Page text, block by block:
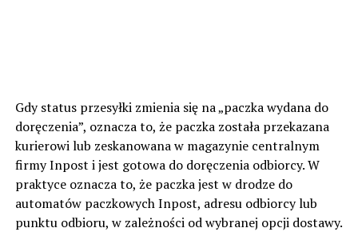
Gdy status przesyłki zmienia się na „paczka wydana do
doręczenia”, oznacza to, że paczka została przekazana
kurierowi lub zeskanowana w magazynie centralnym
firmy Inpost i jest gotowa do doręczenia odbiorcy. W
praktyce oznacza to, że paczka jest w drodze do
automatów paczkowych Inpost, adresu odbiorcy lub
punktu odbioru, w zależności od wybranej opcji dostawy.